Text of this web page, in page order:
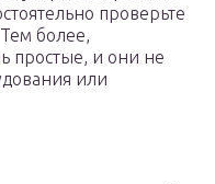
проверьте
более,
простые, и они не
или